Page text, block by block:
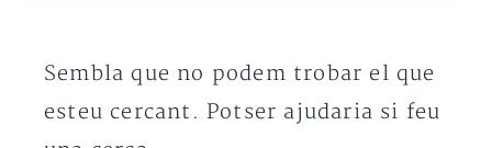
Sembla que no podem trobar el que
esteu cercant. Potser ajudaria si feu